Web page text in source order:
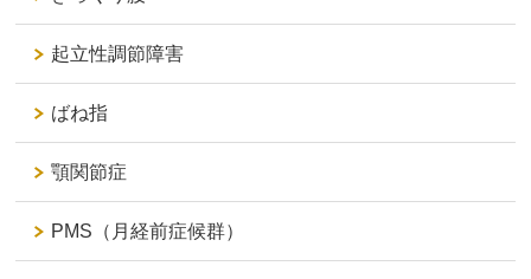
起立性調節障害
ばね指
顎関節症
PMS（月経前症候群）